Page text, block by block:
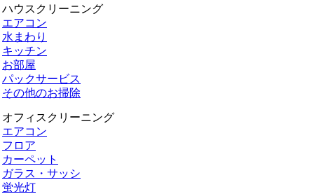
ハウスクリーニング
エアコン
水まわり
キッチン
お部屋
パックサービス
その他のお掃除
オフィスクリーニング
エアコン
フロア
カーペット
ガラス・サッシ
蛍光灯